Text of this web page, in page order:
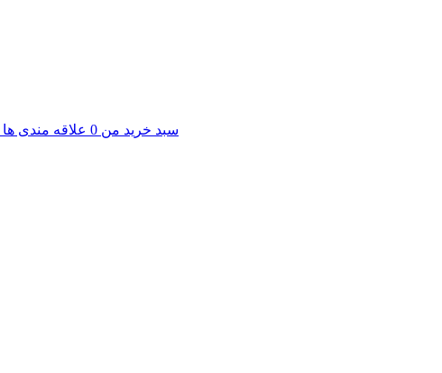
سبد خرید من 0 علاقه مندی ها